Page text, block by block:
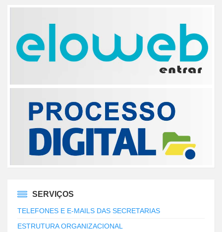
SERVIÇOS
TELEFONES E E-MAILS DAS SECRETARIAS
ESTRUTURA ORGANIZACIONAL